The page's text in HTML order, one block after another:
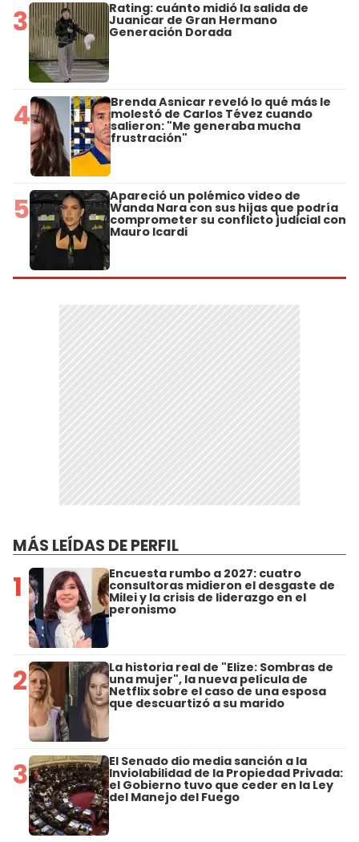
3 Rating: cuánto midió la salida de
Juanicar de Gran Hermano
Generación Dorada
4 Brenda Asnicar reveló lo qué más le
molestó de Carlos Tévez cuando
salieron: "Me generaba mucha
frustración"
5 Apareció un polémico video de
Wanda Nara con sus hijas que podría
comprometer su conflicto judicial con
Mauro Icardi
MÁS LEÍDAS DE PERFIL
1 Encuesta rumbo a 2027: cuatro
consultoras midieron el desgaste de
Milei y la crisis de liderazgo en el
peronismo
2 La historia real de "Elize: Sombras de
una mujer", la nueva película de
Netflix sobre el caso de una esposa
que descuartizó a su marido
3 El Senado dio media sanción a la
Inviolabilidad de la Propiedad Privada:
el Gobierno tuvo que ceder en la Ley
del Manejo del Fuego